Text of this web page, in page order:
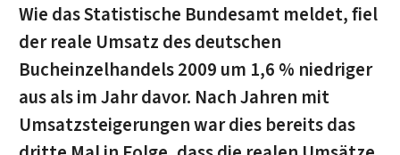
Wie das Statistische Bundesamt meldet, fiel
der reale Umsatz des deutschen
Bucheinzelhandels 2009 um 1,6 % niedriger
aus als im Jahr davor. Nach Jahren mit
Umsatzsteigerungen war dies bereits das